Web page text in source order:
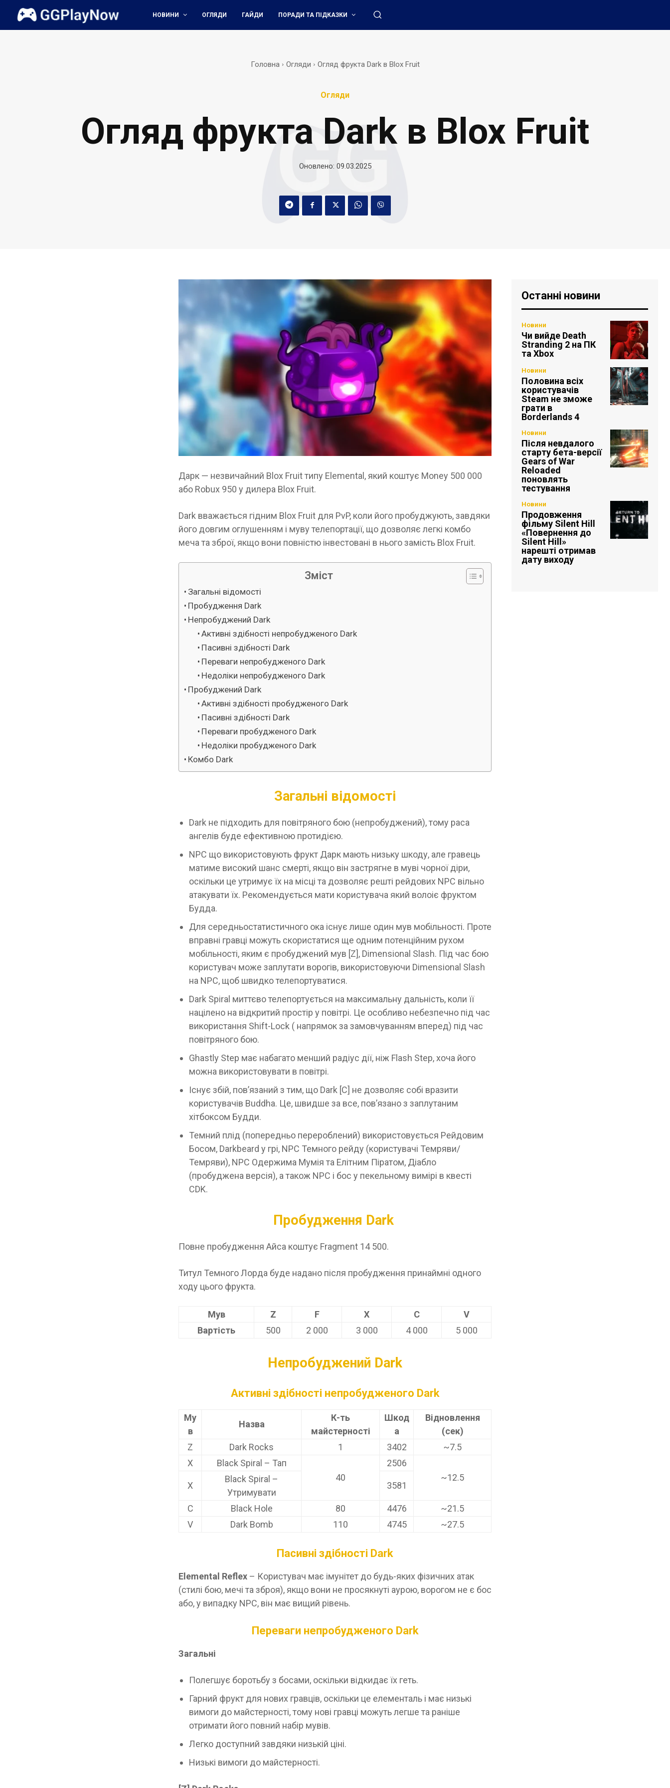
НОВИНИ ОГЛЯДИ ГАЙДИ ПОРАДИ ТА ПІДКАЗКИ
Головна Огляди Огляд фрукта Dark в Blox Fruit
Огляди
Огляд фрукта Dark в Blox Fruit
Оновлено: 09.03.2025
Дарк — незвичайний Blox Fruit типу Elemental, який коштує Money 500 000
або Robux 950 у дилера Blox Fruit.
Dark вважається гідним Blox Fruit для PvP, коли його пробуджують, завдяки
його довгим оглушенням і муву телепортації, що дозволяє легкі комбо
меча та зброї, якщо вони повністю інвестовані в нього замість Blox Fruit.
Зміст
Загальні відомості
Пробудження Dark
Непробуджений Dark
Активні здібності непробудженого Dark
Пасивні здібності Dark
Переваги непробудженого Dark
Недоліки непробудженого Dark
Пробуджений Dark
Активні здібності пробудженого Dark
Пасивні здібності Dark
Переваги пробудженого Dark
Недоліки пробудженого Dark
Комбо Dark
Загальні відомості
Dark не підходить для повітряного бою (непробуджений), тому раса
ангелів буде ефективною протидією.
NPC що використовують фрукт Дарк мають низьку шкоду, але гравець
матиме високий шанс смерті, якщо він застрягне в муві чорної діри,
оскільки це утримує їх на місці та дозволяє решті рейдових NPC вільно
атакувати їх. Рекомендується мати користувача який волоіє фруктом
Будда.
Для середньостатистичного ока існує лише один мув мобільності. Проте
вправні гравці можуть скористатися ще одним потенційним рухом
мобільності, яким є пробуджений мув [Z], Dimensional Slash. Під час бою
користувач може заплутати ворогів, використовуючи Dimensional Slash
на NPC, щоб швидко телепортуватися.
Dark Spiral миттєво телепортується на максимальну дальність, коли її
націлено на відкритий простір у повітрі. Це особливо небезпечно під час
використання Shift-Lock ( напрямок за замовчуванням вперед) під час
повітряного бою.
Ghastly Step має набагато менший радіус дії, ніж Flash Step, хоча його
можна використовувати в повітрі.
Існує збій, пов’язаний з тим, що Dark [C] не дозволяє собі вразити
користувачів Buddha. Це, швидше за все, пов’язано з заплутаним
хітбоксом Будди.
Темний плід (попередньо перероблений) використовується Рейдовим
Босом, Darkbeard у грі, NPC Темного рейду (користувачі Темряви/
Темряви), NPC Одержима Мумія та Елітним Піратом, Діабло
(пробуджена версія), а також NPC і бос у пекельному вимірі в квесті
CDK.
Пробудження Dark
Повне пробудження Айса коштує Fragment 14 500.
Титул Темного Лорда буде надано після пробудження принаймні одного
ходу цього фрукта.
Мув Z F X C
V
Вартість
500 2 000 3 000 4 000 5 000
Непробуджений Dark
Активні здібності непробудженого Dark
Му
в
Назва
К-ть
майстерності
Шкод
а
Відновлення
(сек)
Z
Dark Rocks 1 3402
~7.5
X
Black Spiral – Тап
40
2506
~12.5
X
Black Spiral –
Утримувати
3581
C Black Hole 80 4476
~21.5
V
Dark Bomb 110 4745 ~27.5
Пасивні здібності Dark
Elemental Reflex – Користувач має імунітет до будь-яких фізичних атак
(стилі бою, мечі та зброя), якщо вони не просякнуті аурою, ворогом не є бос
або, у випадку NPC, він має вищий рівень.
Переваги непробудженого Dark
Загальні
Полегшує боротьбу з босами, оскільки відкидає їх геть.
Гарний фрукт для нових гравців, оскільки це елементаль і має низькі
вимоги до майстерності, тому нові гравці можуть легше та раніше
отримати його повний набір мувів.
Легко доступний завдяки низькій ціні.
Низькі вимоги до майстерності.
Останні новини
Новини
Чи вийде Death
Stranding 2 на ПК
та Xbox
Новини
Половина всіх
користувачів
Steam не зможе
грати в
Borderlands 4
Новини
Після невдалого
старту бета-версії
Gears of War
Reloaded
поновлять
тестування
Новини
Продовження
фільму Silent Hill
«Повернення до
Silent Hill»
нарешті отримав
дату виходу